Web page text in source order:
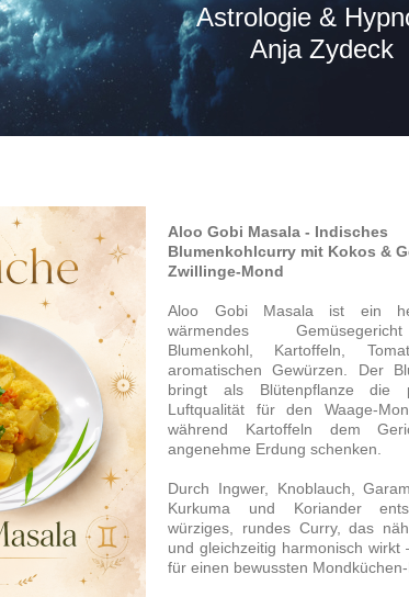
Astrologie &
Anja Zydeck
Aloo Gobi Masala - Indisches
Blumenkohlcurry mit Kokos &
Zwillinge-Mond
Aloo Gobi Masala ist ein
wärmendes
Blumenkohl, Kartoffeln,
aromatischen Gewürzen. Der
bringt als Blütenpflanze die
Luftqualität für den Waage-
während Kartoffeln dem
angenehme Erdung schenken.
Durch Ingwer, Knoblauch,
Kurkuma und Koriander
würziges, rundes Curry, das
und gleichzeitig harmonisch
für einen bewussten Mondküchen-